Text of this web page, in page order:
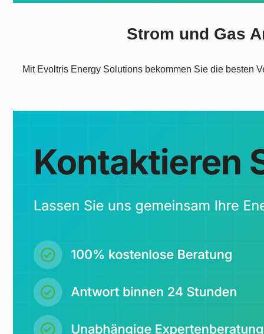
Strom und Gas
Mit Evoltris Energy Solutions bekommen Sie die besten